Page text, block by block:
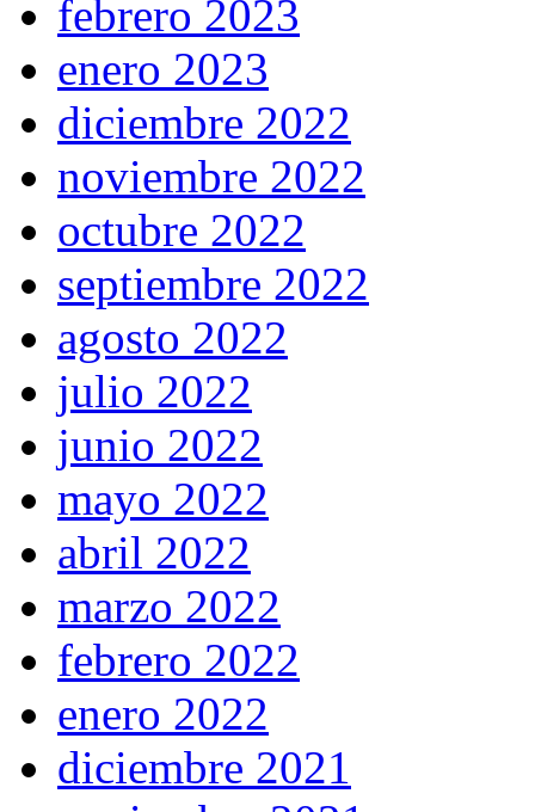
febrero 2023
enero 2023
diciembre 2022
noviembre 2022
octubre 2022
septiembre 2022
agosto 2022
julio 2022
junio 2022
mayo 2022
abril 2022
marzo 2022
febrero 2022
enero 2022
diciembre 2021